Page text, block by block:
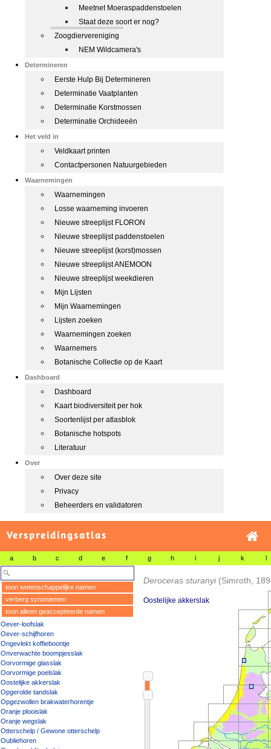
Meetnet Moeraspaddenstoelen
Staat deze soort er nog?
Zoogdiervereniging
NEM Wildcamera's
Determineren
Eerste Hulp Bij Determineren
Determinatie Vaatplanten
Determinatie Korstmossen
Determinatie Orchideeën
Het veld in
Veldkaart printen
Contactpersonen Natuurgebieden
Waarnemingen
Waarnemingen
Losse waarneming invoeren
Nieuwe streeplijst FLORON
Nieuwe streeplijst paddenstoelen
Nieuwe streeplijst (korst)mossen
Nieuwe streeplijst ANEMOON
Nieuwe streeplijst weekdieren
Mijn Lijsten
Mijn Waarnemingen
Lijsten zoeken
Waarnemingen zoeken
Waarnemers
Botanische Collectie op de Kaart
Dashboard
Dashboard
Kaart biodiversiteit per hok
Soortenlijst per atlasblok
Botanische hotspots
Literatuur
Over
Over deze site
Privacy
Beheerders en validatoren
Verspreidingsatlas
a b c d e f g h i j k l
toon wetenschappelijke namen
verberg synoniemen
toon alleen geaccepteerde namen
Oever-loofslak
Oever-schijfhoren
Ongevlekt koffieboontje
Onverwachte boompjesslak
Oorvormige glasslak
Oorvormige poelslak
Oostelijke akkerslak
Opgerolde tandslak
Opgezwollen brakwaterhorentje
Oranje plooislak
Oranje wegslak
Otterschelp / Gewone otterschelp
Oubliehoren
Deroceras sturanyi (Simroth,
Oostelijke akkerslak